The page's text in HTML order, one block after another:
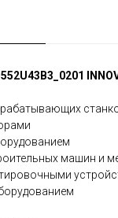
машин и